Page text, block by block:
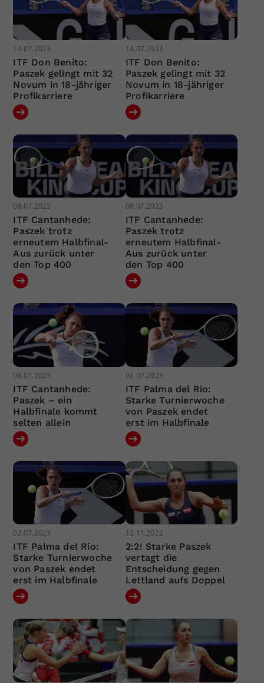
14.07.2023
ITF Don Benito:
Paszek gelingt mit 32
Novum in 18-jähriger
Profikarriere
14.07.2023
ITF Don Benito:
Paszek gelingt mit 32
Novum in 18-jähriger
Profikarriere
08.07.2023
ITF Cantanhede:
Paszek trotz
erneutem Halbfinal-
Aus zurück unter
den Top 400
08.07.2023
ITF Cantanhede:
Paszek trotz
erneutem Halbfinal-
Aus zurück unter
den Top 400
08.07.2023
ITF Cantanhede:
Paszek – ein
Halbfinale kommt
selten allein
02.07.2023
ITF Palma del Rio:
Starke Turnierwoche
von Paszek endet
erst im Halbfinale
02.07.2023
ITF Palma del Rio:
Starke Turnierwoche
von Paszek endet
erst im Halbfinale
12.11.2022
2:2! Starke Paszek
vertagt die
Entscheidung gegen
Lettland aufs Doppel